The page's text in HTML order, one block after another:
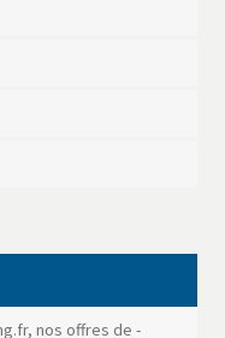
nos offres de -